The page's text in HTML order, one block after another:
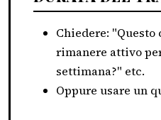
Chiedere:
rimanere attivo
settimana?" etc.
Oppure usare un